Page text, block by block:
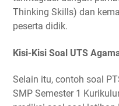
Thinking Skills) dan
peserta didik.
Kisi-Kisi Soal UTS
Selain itu, contoh soal
SMP Semester 1